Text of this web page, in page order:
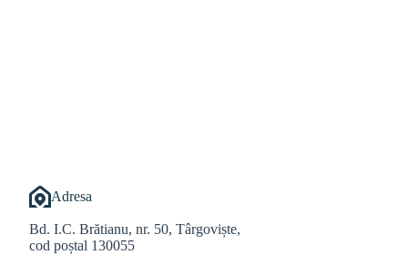
Adresa
Bd. I.C. Brătianu, nr. 50, Târgoviște,
cod poștal 130055